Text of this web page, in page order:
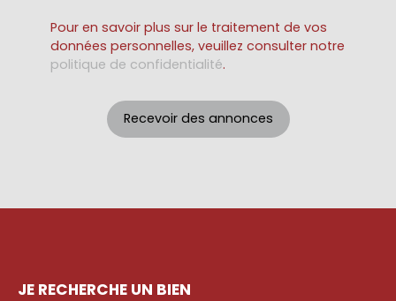
Pour en savoir plus sur le traitement de vos
données personnelles, veuillez consulter notre
politique de confidentialité.
Recevoir des annonces
JE RECHERCHE UN BIEN